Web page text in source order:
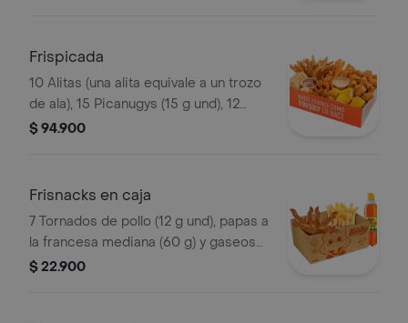
Frispicada
10 Alitas (una alita equivale a un trozo
de ala), 15 Picanugys (15 g und), 12
tornados de pollo (12 g und), 15
$ 94.900
Frisnacks en caja
7 Tornados de pollo (12 g und), papas a
la francesa mediana (60 g) y gaseosa
(470 ml)
$ 22.900